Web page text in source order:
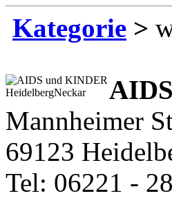
Kategorie >
Mannheimer
69123
Tel: 06221 -